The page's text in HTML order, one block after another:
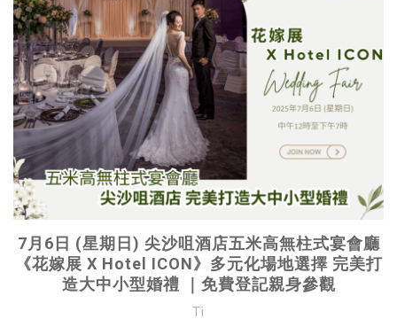
7月6日 (星期日) 尖沙咀酒店五米高無柱式宴會廳
《花嫁展 X Hotel ICON》多元化場地選擇 完美打
造大中小型婚禮 ｜免費登記親身參觀
Ti